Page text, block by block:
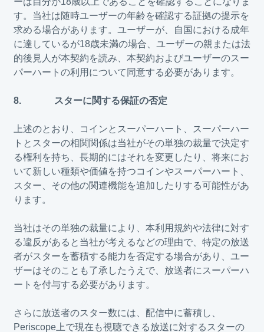
す。当社は随時ユーザーの年齢を確認する証拠の提示を
求める場合があります。ユーザーが、自国における成年
に達しているが18歳未満の場合、ユーザーの親または法
的後見人が本契約を読み、本契約およびユーザーのスー
パーハートの利用について同意する必要があります。
8. スターに関する保証の否定
上述のとおり、コインとスーパーハート、スーパーハー
トとスターの相関関係は当社がその単独の裁量で決定す
る権利を持ち、長期的にはそれを変更したり、将来にお
いて新しい種類や価値を持つコインやスーパーハート、
スター、その他の関連機能を追加したりする可能性があ
ります。
当社はその単独の裁量により、本利用規約や法律に対す
る違反があると当社が考えるなどの理由で、特定の放送
者がスターを蓄積する能力を否定する場合があり、ユー
ザーはそのことも了承したうえで、放送者にスーパーハ
ートを付与する必要があります。
さらに放送者のスター数には、配信中に蓄積し、
Periscope上で現在も視聴できる放送に対するスターの